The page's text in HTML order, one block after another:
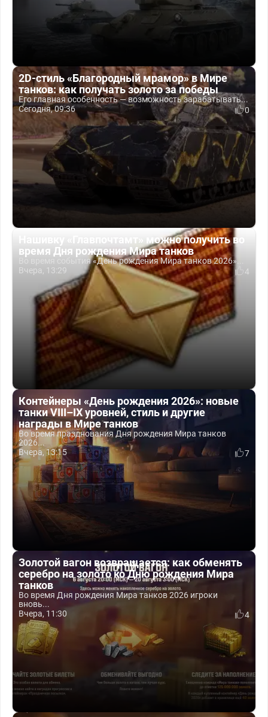
2D-стиль «Благородный мрамор» в Мире
танков: как получать золото за победы
Его главная особенность — возможность зарабатывать...
Сегодня, 09:36
0
Нашивку «Главпочтамт» можно получить во
время Дня рождения Мира танков
Во время события «День рождения Мира танков 2026»...
Вчера, 13:29
4
Контейнеры «День рождения 2026»: новые
танки VIII–IX уровней, стиль и другие
награды в Мире танков
Во время празднования Дня рождения Мира танков
2026...
Вчера, 13:15
7
Золотой вагон возвращается: как обменять
серебро на золото ко Дню рождения Мира
танков
Во время Дня рождения Мира танков 2026 игроки
вновь...
Вчера, 11:30
4